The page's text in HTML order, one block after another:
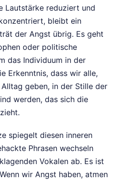
Lautstärke reduziert und
bleibt ein
der Angst übrig. Es geht
oder politische
das Individuum in der
Erkenntnis, dass wir alle,
geben, in der Stille der
werden, das sich die
spiegelt diesen inneren
Phrasen wechseln
Vokalen ab. Es ist
wir Angst haben, atmen